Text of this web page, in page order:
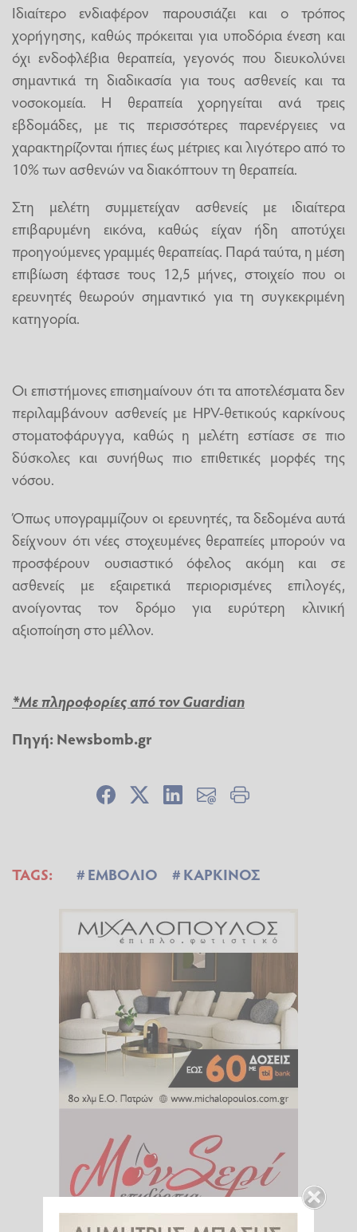
Ιδιαίτερο ενδιαφέρον παρουσιάζει και ο τρόπος
χορήγησης, καθώς πρόκειται για υποδόρια ένεση και
όχι ενδοφλέβια θεραπεία, γεγονός που διευκολύνει
σημαντικά τη διαδικασία για τους ασθενείς και τα
νοσοκομεία. Η θεραπεία χορηγείται ανά τρεις
εβδομάδες, με τις περισσότερες παρενέργειες να
χαρακτηρίζονται ήπιες έως μέτριες και λιγότερο από το
10% των ασθενών να διακόπτουν τη θεραπεία.
Στη μελέτη συμμετείχαν ασθενείς με ιδιαίτερα
επιβαρυμένη εικόνα, καθώς είχαν ήδη αποτύχει
προηγούμενες γραμμές θεραπείας. Παρά ταύτα, η μέση
επιβίωση έφτασε τους 12,5 μήνες, στοιχείο που οι
ερευνητές θεωρούν σημαντικό για τη συγκεκριμένη
κατηγορία.
Οι επιστήμονες επισημαίνουν ότι τα αποτελέσματα δεν
περιλαμβάνουν ασθενείς με HPV-θετικούς καρκίνους
στοματοφάρυγγα, καθώς η μελέτη εστίασε σε πιο
δύσκολες και συνήθως πιο επιθετικές μορφές της
νόσου.
Όπως υπογραμμίζουν οι ερευνητές, τα δεδομένα αυτά
δείχνουν ότι νέες στοχευμένες θεραπείες μπορούν να
προσφέρουν ουσιαστικό όφελος ακόμη και σε
ασθενείς με εξαιρετικά περιορισμένες επιλογές,
ανοίγοντας τον δρόμο για ευρύτερη κλινική
αξιοποίηση στο μέλλον.
*Με πληροφορίες από τον Guardian
Πηγή: Newsbomb.gr
TAGS: ΕΜΒΟΛΙΟ ΚΑΡΚΙΝΟΣ